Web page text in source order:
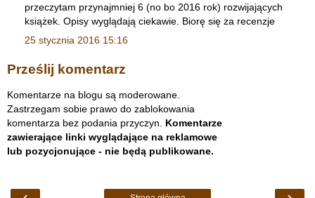
przeczytam przynajmniej 6 (no bo 2016 rok) rozwijających
książek. Opisy wyglądają ciekawie. Biorę się za recenzje
25 stycznia 2016 15:16
Prześlij komentarz
Komentarze na blogu są moderowane.
Zastrzegam sobie prawo do zablokowania
komentarza bez podania przyczyn. Komentarze
zawierające linki wyglądające na reklamowe
lub pozycjonujące - nie będą publikowane.